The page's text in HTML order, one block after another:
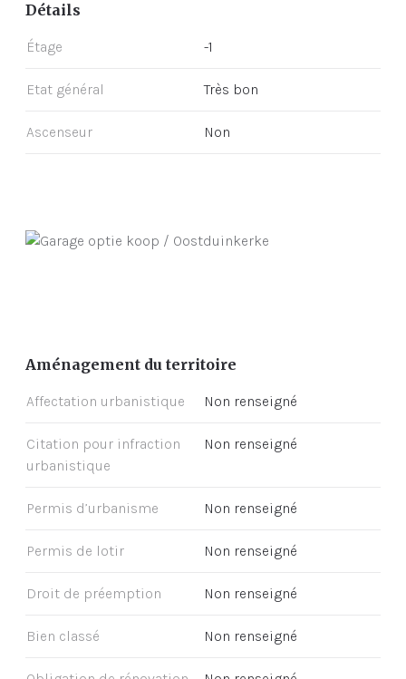
Détails
Étage -1
Etat général Très bon
Ascenseur Non
Aménagement du territoire
Affectation urbanistique Non renseigné
Citation pour infraction
urbanistique
Non renseigné
Permis d’urbanisme Non renseigné
Permis de lotir Non renseigné
Droit de préemption Non renseigné
Bien classé Non renseigné